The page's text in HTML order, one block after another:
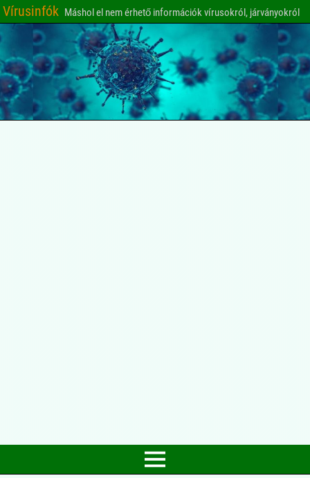
Vírusinfók Máshol el nem érhető információk vírusokról, járványokról